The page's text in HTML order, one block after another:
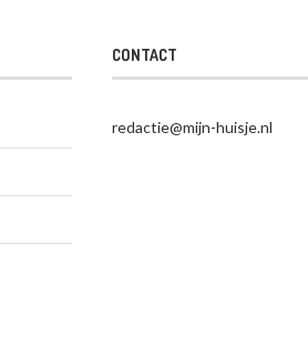
CONTACT
redactie@mijn-huisje.nl